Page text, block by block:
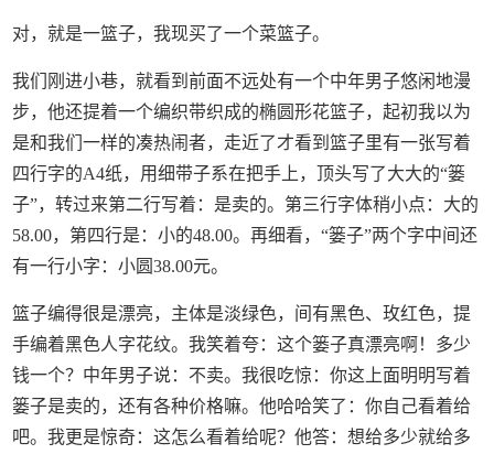
对，就是一篮子，我现买了一个菜篮子。
我们刚进小巷，就看到前面不远处有一个中年男子悠闲地漫
步，他还提着一个编织带织成的椭圆形花篮子，起初我以为
是和我们一样的凑热闹者，走近了才看到篮子里有一张写着
四行字的A4纸，用细带子系在把手上，顶头写了大大的“篓
子”，转过来第二行写着：是卖的。第三行字体稍小点：大的
58.00，第四行是：小的48.00。再细看，“篓子”两个字中间还
有一行小字：小圆38.00元。
篮子编得很是漂亮，主体是淡绿色，间有黑色、玫红色，提
手编着黑色人字花纹。我笑着夸：这个篓子真漂亮啊！多少
钱一个？中年男子说：不卖。我很吃惊：你这上面明明写着
篓子是卖的，还有各种价格嘛。他哈哈笑了：你自己看着给
吧。我更是惊奇：这怎么看着给呢？他答：想给多少就给多